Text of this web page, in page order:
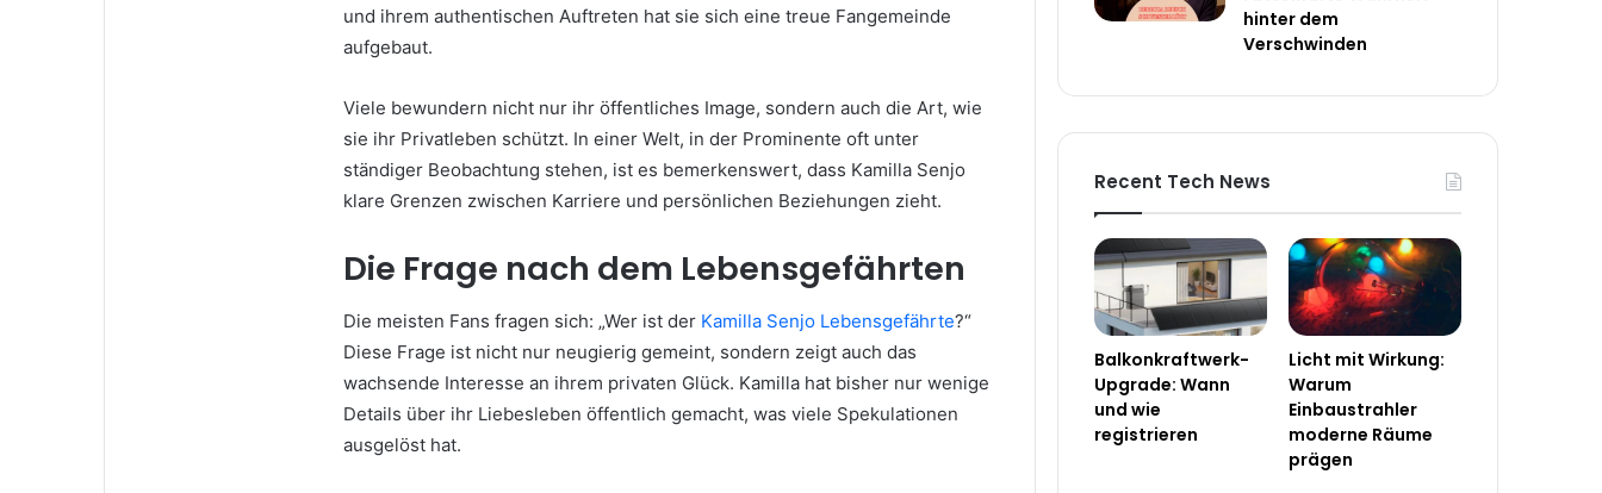
und ihrem authentischen Auftreten hat sie sich eine treue Fangemeinde
aufgebaut.
Viele bewundern nicht nur ihr öffentliches Image, sondern auch die Art, wie
sie ihr Privatleben schützt. In einer Welt, in der Prominente oft unter
ständiger Beobachtung stehen, ist es bemerkenswert, dass Kamilla Senjo
klare Grenzen zwischen Karriere und persönlichen Beziehungen zieht.
Die Frage nach dem Lebensgefährten
Die meisten Fans fragen sich: „Wer ist der Kamilla Senjo Lebensgefährte?“
Diese Frage ist nicht nur neugierig gemeint, sondern zeigt auch das
wachsende Interesse an ihrem privaten Glück. Kamilla hat bisher nur wenige
Details über ihr Liebesleben öffentlich gemacht, was viele Spekulationen
ausgelöst hat.
hinter dem
Verschwinden
Recent Tech News
Balkonkraftwerk-
Upgrade: Wann
und wie
registrieren
Licht mit Wirkung:
Warum
Einbaustrahler
moderne Räume
prägen